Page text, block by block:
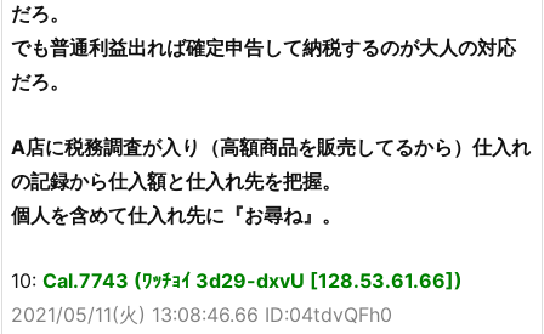
だろ。
でも普通利益出れば確定申告して納税するのが大人の対応
だろ。
A店に税務調査が入り（高額商品を販売してるから）仕入れ
の記録から仕入額と仕入れ先を把握。
個人を含めて仕入れ先に『お尋ね』。
10: Cal.7743 (ﾜｯﾁｮｲ 3d29-dxvU [128.53.61.66])
2021/05/11(火) 13:08:46.66 ID:04tdvQFh0